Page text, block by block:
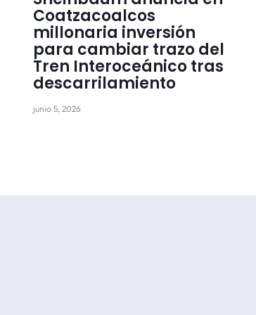
Coatzacoalcos
millonaria inversión
para cambiar trazo del
Tren Interoceánico tras
descarrilamiento
junio 5, 2026